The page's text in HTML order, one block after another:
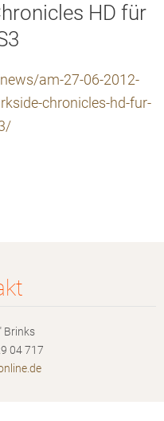
HD für
am-27-06-2012-
chronicles-hd-fur-
Brinks
04 717
ine.de